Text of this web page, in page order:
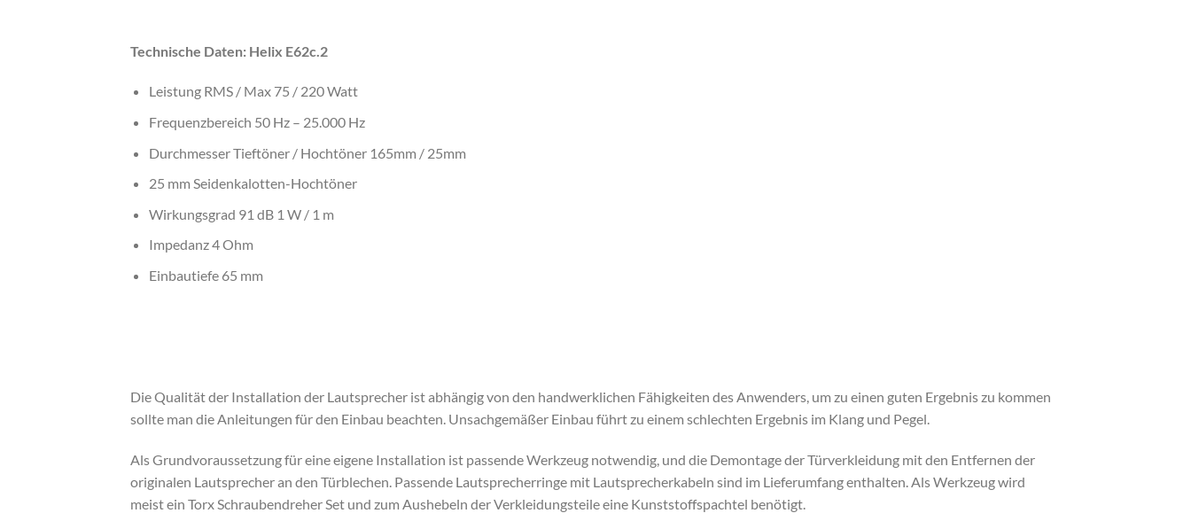
Technische Daten: Helix E62c.2
Leistung RMS / Max 75 / 220 Watt
Frequenzbereich 50 Hz – 25.000 Hz
Durchmesser Tieftöner / Hochtöner 165mm / 25mm
25 mm Seidenkalotten-Hochtöner
Wirkungsgrad 91 dB 1 W / 1 m
Impedanz 4 Ohm
Einbautiefe 65 mm
Die Qualität der Installation der Lautsprecher ist abhängig von den handwerklichen Fähigkeiten des Anwenders, um zu einen guten Ergebnis zu kommen
sollte man die Anleitungen für den Einbau beachten. Unsachgemäßer Einbau führt zu einem schlechten Ergebnis im Klang und Pegel.
Als Grundvoraussetzung für eine eigene Installation ist passende Werkzeug notwendig, und die Demontage der Türverkleidung mit den Entfernen der
originalen Lautsprecher an den Türblechen. Passende Lautsprecherringe mit Lautsprecherkabeln sind im Lieferumfang enthalten. Als Werkzeug wird
meist ein Torx Schraubendreher Set und zum Aushebeln der Verkleidungsteile eine Kunststoffspachtel benötigt.